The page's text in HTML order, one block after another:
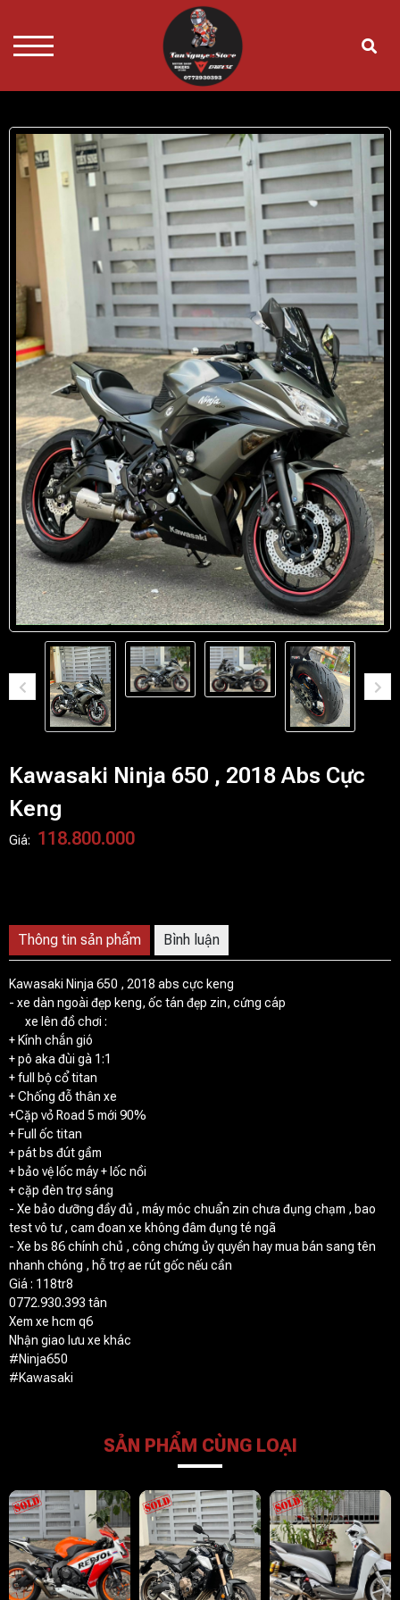
Kawasaki Ninja 650 , 2018 Abs Cực
Keng
Giá: 118.800.000
Thông tin sản phẩm Bình luận
Kawasaki Ninja 650 , 2018 abs cực keng
- xe dàn ngoài đẹp keng, ốc tán đẹp zin, cứng cáp
xe lên đồ chơi :
+ Kính chắn gió
+ pô aka đùi gà 1:1
+ full bộ cổ titan
+ Chống đỗ thân xe
+Cặp vỏ Road 5 mới 90%
+ Full ốc titan
+ pát bs đút gầm
+ bảo vệ lốc máy + lốc nồi
+ cặp đèn trợ sáng
- Xe bảo dưỡng đầy đủ , máy móc chuẩn zin chưa đụng chạm , bao
test vô tư , cam đoan xe không đâm đụng té ngã
- Xe bs 86 chính chủ , công chứng ủy quyền hay mua bán sang tên
nhanh chóng , hỗ trợ ae rút gốc nếu cần
Giá : 118tr8
0772.930.393 tân
Xem xe hcm q6
Nhận giao lưu xe khác
#Ninja650
#Kawasaki
SẢN PHẨM CÙNG LOẠI